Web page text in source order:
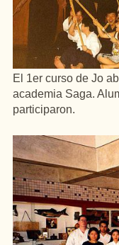
El 1er curso de Jo
academia Saga.
participaron.